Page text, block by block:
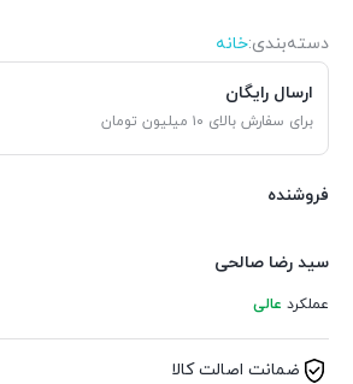
دسته‌بندی‌:خانه
ارسال رایگان
برای سفارش بالای ۱۰ میلیون تومان
فروشنده
سید رضا صالحی
عملکرد عالی
ضمانت اصالت کالا